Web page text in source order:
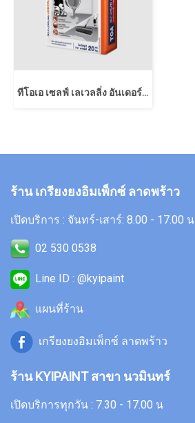
ทีโอเอ เซลฟ์ เลเวลลิ่ง อันเดอร์เลย์เมนท์
ร้าน เกรียงยงอิมเพ็กซ์ ลาดพร้าว
เปิดบริการ : จันทร์-เสาร์: 8.00 - 17.00 น
02 530 0538
Line ID : @kyipaint
แผนที่ร้าน
เกรียงยงอิมเพ็กซ์ ลาดพร้าว
ร้าน KYIPAINT สาขา นวมินทร์
เปิดบริการทุกวัน : 7.30 - 17.00 น